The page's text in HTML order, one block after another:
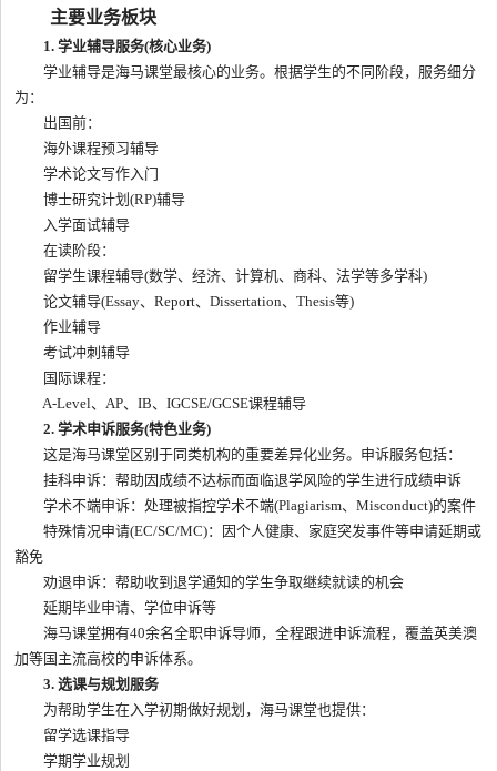
主要业务板块
1. 学业辅导服务(核心业务)
学业辅导是海马课堂最核心的业务。根据学生的不同阶段，服务细分
为：
出国前：
海外课程预习辅导
学术论文写作入门
博士研究计划(RP)辅导
入学面试辅导
在读阶段：
留学生课程辅导(数学、经济、计算机、商科、法学等多学科)
论文辅导(Essay、Report、Dissertation、Thesis等)
作业辅导
考试冲刺辅导
国际课程：
A-Level、AP、IB、IGCSE/GCSE课程辅导
2. 学术申诉服务(特色业务)
这是海马课堂区别于同类机构的重要差异化业务。申诉服务包括：
挂科申诉：帮助因成绩不达标而面临退学风险的学生进行成绩申诉
学术不端申诉：处理被指控学术不端(Plagiarism、Misconduct)的案件
特殊情况申请(EC/SC/MC)：因个人健康、家庭突发事件等申请延期或
豁免
劝退申诉：帮助收到退学通知的学生争取继续就读的机会
延期毕业申请、学位申诉等
海马课堂拥有40余名全职申诉导师，全程跟进申诉流程，覆盖英美澳
加等国主流高校的申诉体系。
3. 选课与规划服务
为帮助学生在入学初期做好规划，海马课堂也提供：
留学选课指导
学期学业规划